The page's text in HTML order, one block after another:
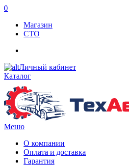
0
Магазин
СТО
Личный кабинет
Каталог
Меню
О компании
Оплата и доставка
Гарантия